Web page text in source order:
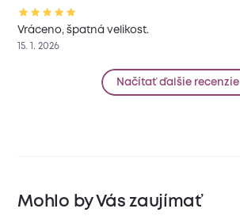
Vráceno, špatná velikost.
15. 1. 2026
Načítať ďalšie recenzie
Mohlo by Vás zaujímať